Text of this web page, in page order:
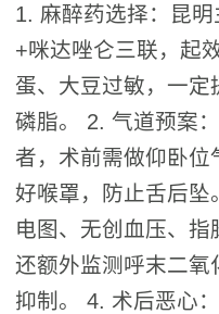
1. 麻醉药选择：昆
+咪达唑仑三联，起
蛋、大豆过敏，一定
磷脂。 2. 气道预案
者，术前需做仰卧位
好喉罩，防止舌后坠
电图、无创血压、
还额外监测呼末二氧
抑制。 4. 术后恶心